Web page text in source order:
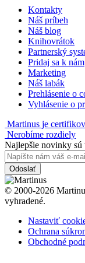
Kontakty
Náš príbeh
Náš blog
Knihovrátok
Partnerský
Pridaj sa k nám
Marketing
Náš labák
Prehlásenie o
Vyhlásenie o
Martinus je
Nerobíme rozdiely
Najlepšie novinky
Odoslať
© 2000-2026
vyhradené.
Nastaviť
Ochrana
Obchodné